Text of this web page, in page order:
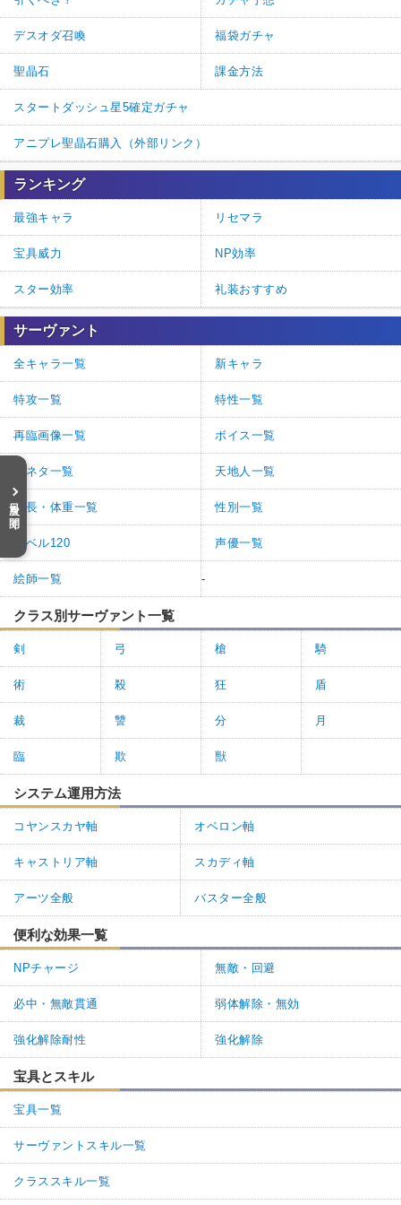
目次を開く
デスオダ召喚 福袋ガチャ
聖晶石 課金方法
スタートダッシュ星5確定ガチャ
アニプレ聖晶石購入（外部リンク）
ランキング
最強キャラ リセマラ
宝具威力 NP効率
スター効率 礼装おすすめ
サーヴァント
全キャラ一覧 新キャラ
特攻一覧 特性一覧
再臨画像一覧 ボイス一覧
元ネタ一覧 天地人一覧
身長・体重一覧 性別一覧
レベル120 声優一覧
絵師一覧 -
クラス別サーヴァント一覧
剣 弓 槍 騎
術 殺 狂 盾
裁 讐 分 月
臨 欺 獣
システム運用方法
コヤンスカヤ軸 オベロン軸
キャストリア軸 スカディ軸
アーツ全般 バスター全般
便利な効果一覧
NPチャージ 無敵・回避
必中・無敵貫通 弱体解除・無効
強化解除耐性 強化解除
宝具とスキル
宝具一覧
サーヴァントスキル一覧
クラススキル一覧